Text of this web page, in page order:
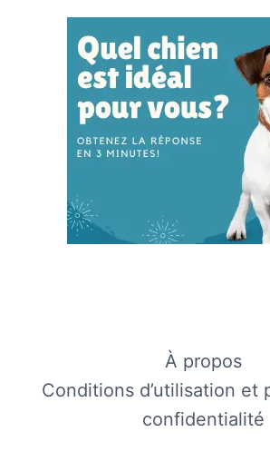
À propos
Conditions d’utilisation et
confidentialité